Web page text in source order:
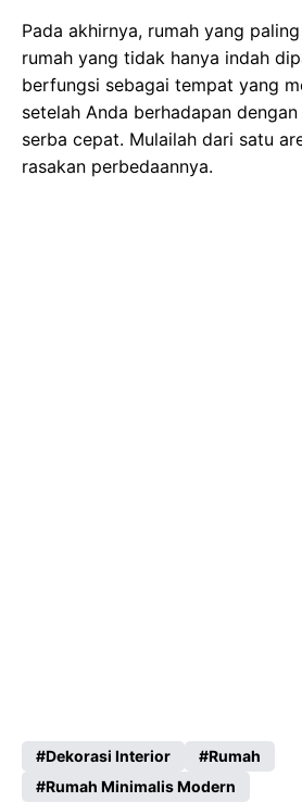
Pada akhirnya, rumah yang
rumah yang tidak hanya indah
berfungsi sebagai tempat yang
setelah Anda berhadapan
serba cepat. Mulailah dari satu
rasakan perbedaannya.
Dekorasi Interior
Rumah
Rumah Minimalis Modern